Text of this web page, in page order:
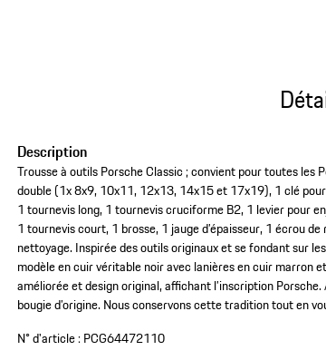
Description
Trousse à outils Porsche Classic ; convient pour toutes
double (1x 8x9, 10x11, 12x13, 14x15 et 17x19), 1 clé
1 tournevis long, 1 tournevis cruciforme B2, 1 levier pour
1 tournevis court, 1 brosse, 1 jauge d’épaisseur, 1 écrou
nettoyage. Inspirée des outils originaux et se fondant sur
modèle en cuir véritable noir avec lanières en cuir marron
améliorée et design original, affichant l’inscription
bougie d’origine. Nous conservons cette tradition tout en
N° d'article :PCG64472110